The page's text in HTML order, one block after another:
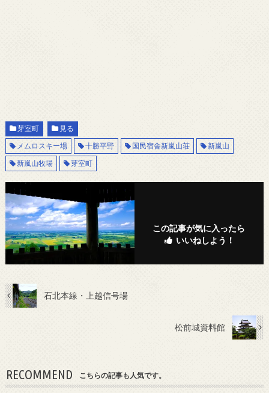
芽室町
見る
メムロスキー場
十勝平野 国民宿舎新嵐山荘
新嵐山
新嵐山牧場
芽室町
この記事が気に入ったら
いいねしよう！
石北本線・上越信号場
松前城資料館
RECOMMEND こちらの記事も人気です。